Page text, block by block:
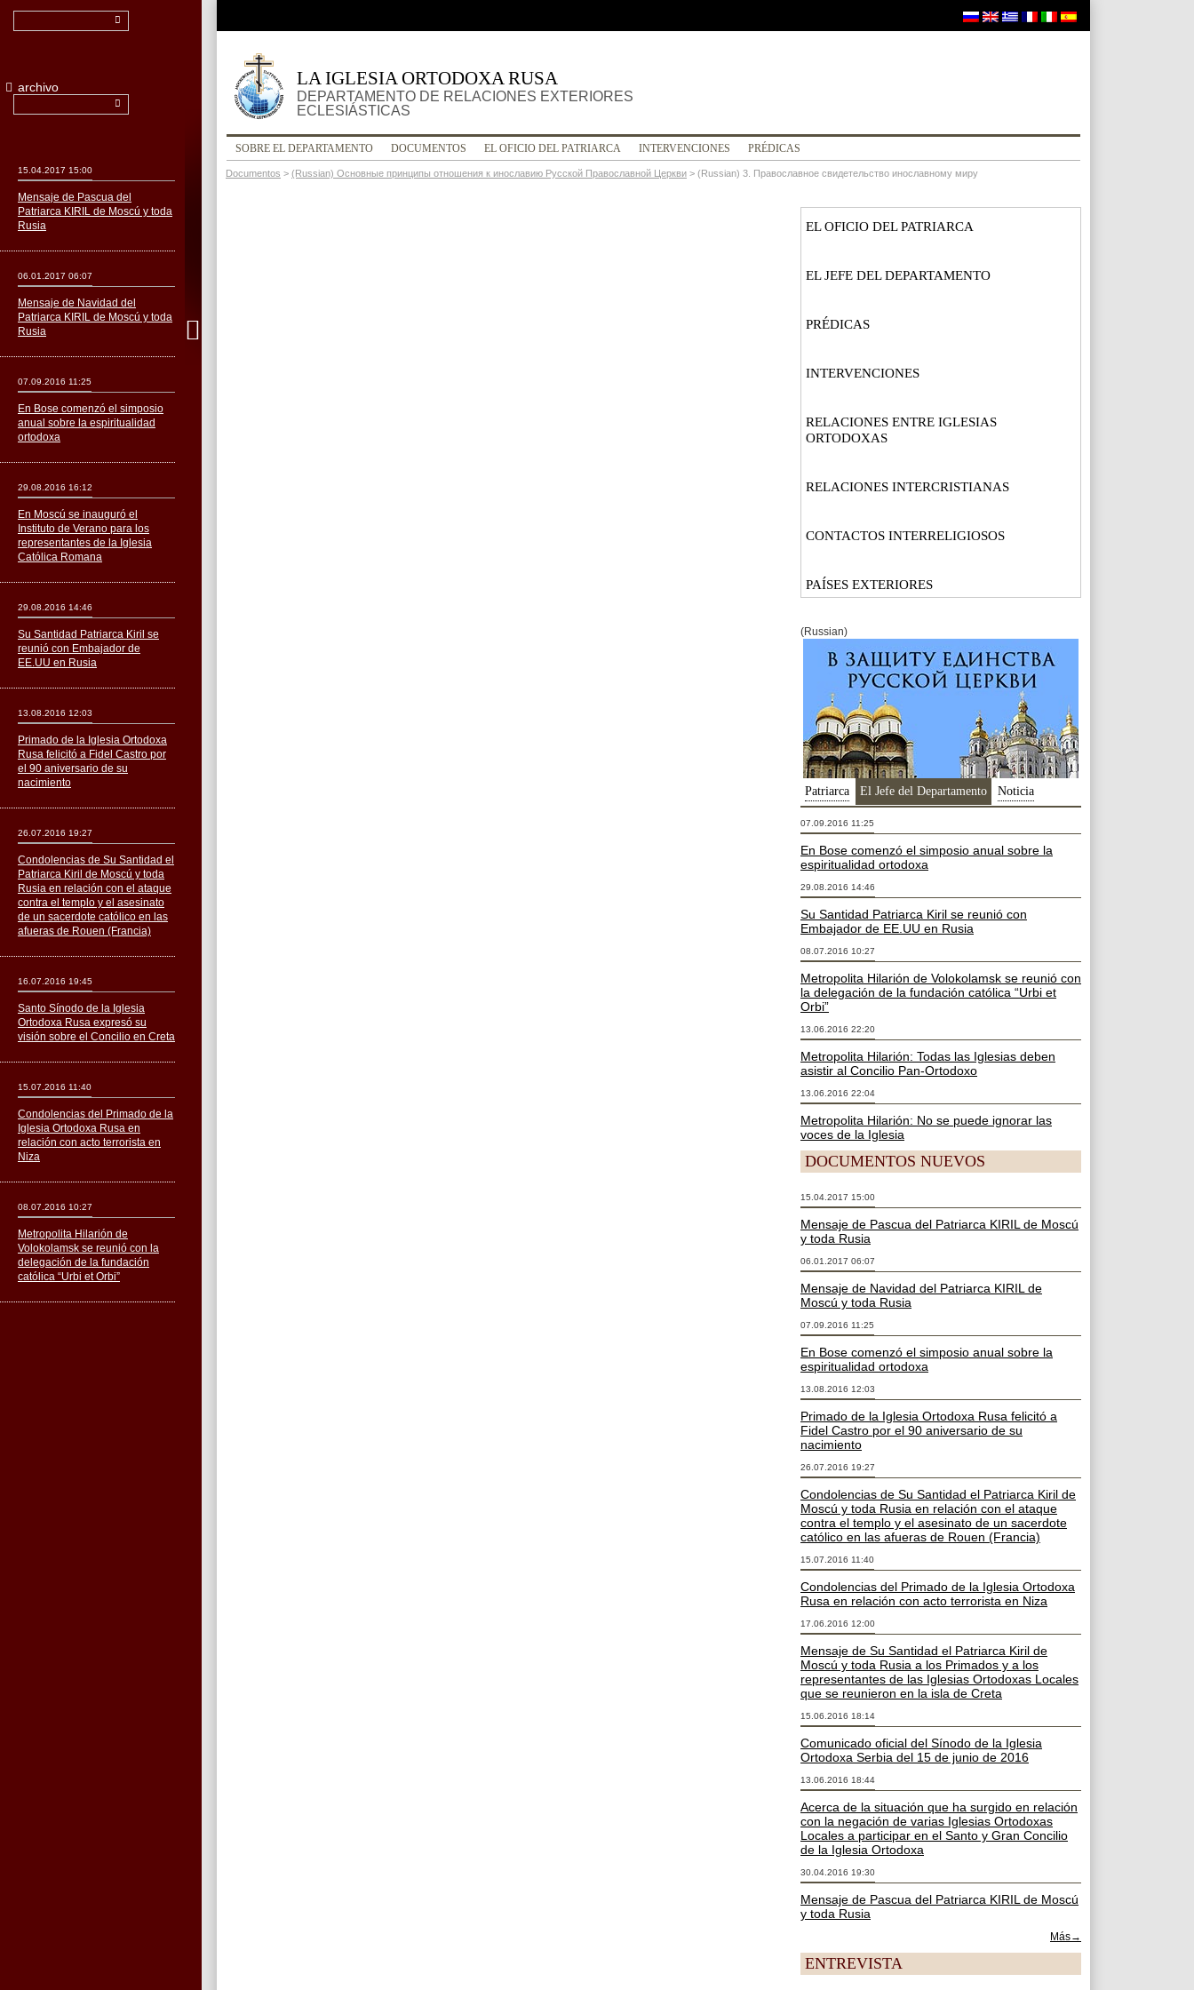
LA IGLESIA ORTODOXA RUSA
DEPARTAMENTO DE RELACIONES EXTERIORES
ECLESIÁSTICAS
SOBRE EL DEPARTAMENTO DOCUMENTOS EL OFICIO DEL PATRIARCA INTERVENCIONES PRÉDICAS
Documentos > (Russian) Основные принципы отношения к инославию Русской Православной Церкви > (Russian) 3. Православное свидетельство инославному миру
EL OFICIO DEL PATRIARCA
EL JEFE DEL DEPARTAMENTO
PRÉDICAS
INTERVENCIONES
RELACIONES ENTRE IGLESIAS
ORTODOXAS
RELACIONES INTERCRISTIANAS
CONTACTOS INTERRELIGIOSOS
PAÍSES EXTERIORES
(Russian)
Patriarca El Jefe del Departamento Noticia
07.09.2016 11:25
En Bose comenzó el simposio anual sobre la
espiritualidad ortodoxa
29.08.2016 14:46
Su Santidad Patriarca Kiril se reunió con
Embajador de EE.UU en Rusia
08.07.2016 10:27
Metropolita Hilarión de Volokolamsk se reunió con
la delegación de la fundación católica “Urbi et
Orbi”
13.06.2016 22:20
Metropolita Hilarión: Todas las Iglesias deben
asistir al Concilio Pan-Ortodoxo
13.06.2016 22:04
Metropolita Hilarión: No se puede ignorar las
voces de la Iglesia
DOCUMENTOS NUEVOS
15.04.2017 15:00
Mensaje de Pascua del Patriarca KIRIL de Moscú
y toda Rusia
06.01.2017 06:07
Mensaje de Navidad del Patriarca KIRIL de
Moscú y toda Rusia
07.09.2016 11:25
En Bose comenzó el simposio anual sobre la
espiritualidad ortodoxa
13.08.2016 12:03
Primado de la Iglesia Ortodoxa Rusa felicitó a
Fidel Castro por el 90 aniversario de su
nacimiento
26.07.2016 19:27
Condolencias de Su Santidad el Patriarca Kiril de
Moscú y toda Rusia en relación con el ataque
contra el templo y el asesinato de un sacerdote
católico en las afueras de Rouen (Francia)
15.07.2016 11:40
Condolencias del Primado de la Iglesia Ortodoxa
Rusa en relación con acto terrorista en Niza
17.06.2016 12:00
Mensaje de Su Santidad el Patriarca Kiril de
Moscú y toda Rusia a los Primados y a los
representantes de las Iglesias Ortodoxas Locales
que se reunieron en la isla de Creta
15.06.2016 18:14
Comunicado oficial del Sínodo de la Iglesia
Ortodoxa Serbia del 15 de junio de 2016
13.06.2016 18:44
Acerca de la situación que ha surgido en relación
con la negación de varias Iglesias Ortodoxas
Locales a participar en el Santo y Gran Concilio
de la Iglesia Ortodoxa
30.04.2016 19:30
Mensaje de Pascua del Patriarca KIRIL de Moscú
y toda Rusia
Más→
ENTREVISTA
archivo
15.04.2017 15:00
Mensaje de Pascua del
Patriarca KIRIL de Moscú y toda
Rusia
06.01.2017 06:07
Mensaje de Navidad del
Patriarca KIRIL de Moscú y toda
Rusia
07.09.2016 11:25
En Bose comenzó el simposio
anual sobre la espiritualidad
ortodoxa
29.08.2016 16:12
En Moscú se inauguró el
Instituto de Verano para los
representantes de la Iglesia
Católica Romana
29.08.2016 14:46
Su Santidad Patriarca Kiril se
reunió con Embajador de
EE.UU en Rusia
13.08.2016 12:03
Primado de la Iglesia Ortodoxa
Rusa felicitó a Fidel Castro por
el 90 aniversario de su
nacimiento
26.07.2016 19:27
Condolencias de Su Santidad el
Patriarca Kiril de Moscú y toda
Rusia en relación con el ataque
contra el templo y el asesinato
de un sacerdote católico en las
afueras de Rouen (Francia)
16.07.2016 19:45
Santo Sínodo de la Iglesia
Ortodoxa Rusa expresó su
visión sobre el Concilio en Creta
15.07.2016 11:40
Condolencias del Primado de la
Iglesia Ortodoxa Rusa en
relación con acto terrorista en
Niza
08.07.2016 10:27
Metropolita Hilarión de
Volokolamsk se reunió con la
delegación de la fundación
católica “Urbi et Orbi”